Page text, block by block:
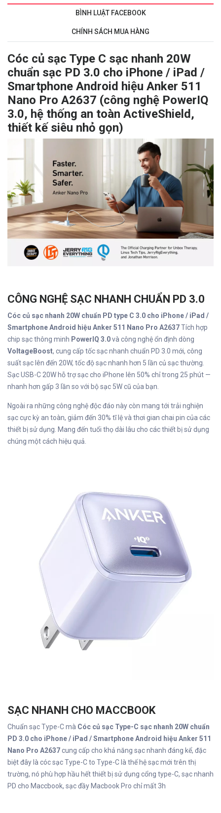
BÌNH LUẬT FACEBOOK
CHÍNH SÁCH MUA HÀNG
Cóc củ sạc Type C sạc nhanh 20W
chuẩn sạc PD 3.0 cho iPhone / iPad /
Smartphone Android hiệu Anker 511
Nano Pro A2637 (công nghệ PowerIQ
3.0, hệ thống an toàn ActiveShield,
thiết kế siêu nhỏ gọn)
CÔNG NGHỆ SẠC NHANH CHUẨN PD 3.0
Cóc củ sạc nhanh 20W chuẩn PD type C 3.0 cho iPhone / iPad /
Smartphone Android hiệu Anker 511 Nano Pro A2637Tích hợp
chip sạc thông minh PowerIQ 3.0và công nghệ ổn định dòng
VoltageBoost, cung cấp tốc sạc nhanh chuẩn PD 3.0 mới, công
suất sạc lên đến 20W, tốc độ sạc nhanh hơn 5 lần củ sạc thường.
Sạc USB-C 20W hỗ trợ sạc cho iPhone lên 50% chỉ trong 25 phút —
nhanh hơn gấp 3 lần so với bộ sạc 5W cũ của bạn.
Ngoài ra những công nghệ độc đáo này còn mang tới trải nghiện
sạc cực kỳ an toàn, giảm đến 30% tĩ lệ và thơi gian chai pin của các
thiết bị sử dụng. Mang đến tuổi thọ dài lâu cho các thiết bị sử dụng
chúng một cách hiệu quả.
SẠC NHANH CHO MACCBOOK
Chuẩn sạc Type-C mà Cóc củ sạc Type-C sạc nhanh 20W chuẩn
PD 3.0 cho iPhone / iPad / Smartphone Android hiệu Anker 511
Nano Pro A2637cung cấp cho khả năng sạc nhanh đáng kể, đặc
biệt đây là cóc sạc Type-C to Type-C là thế hệ sạc mới trên thị
trường, nó phù hợp hầu hết thiết bị sử dụng cổng type-C, sạc nhanh
PD cho Maccbook, sạc đầy Macbook Pro chỉ mất 3h